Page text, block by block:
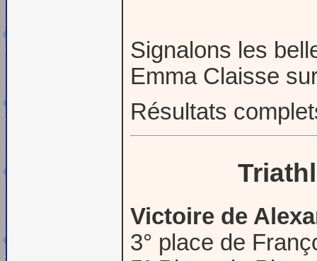
Signalons les
Emma Claisse
Résultats
Victoire de
3° place de